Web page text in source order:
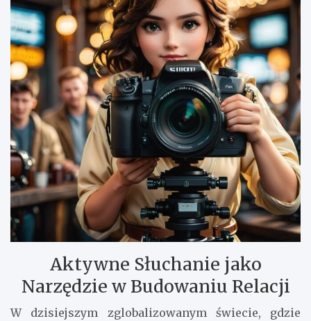
Aktywne Słuchanie jako
Narzędzie w Budowaniu Relacji
W dzisiejszym zglobalizowanym świecie, gdzie